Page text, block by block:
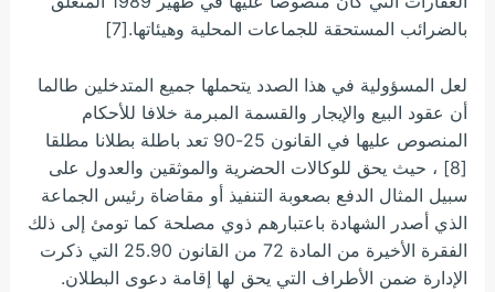
بالضرائب المستحقة للجماعات المحلية وهيئاتها.[7]
لعل المسؤولية في هذا الصدد يتحملها جميع المتدخلين طالما
أن عقود البيع والإيجار والقسمة المبرمة خلافا للأحكام
المنصوص عليها في القانون 25-90 تعد باطلة بطلانا مطلقا
[8] ، حيث يحق للوكالات الحضرية والموثقين والعدول على
سبيل المثال الدفع بصعوبة التنفيذ أو مقاضاة رئيس الجماعة
الذي أصدر الشهادة باعتبارهم ذوي مصلحة كما تومئ إلى ذلك
الفقرة الأخيرة من المادة 72 من القانون 25.90 التي ذكرت
الإدارة ضمن الأطراف التي يحق لها إقامة دعوى البطلان.